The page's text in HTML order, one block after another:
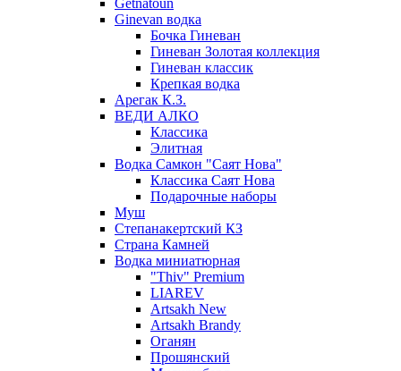
Getnatoun
Ginevan водка
Бочка Гиневан
Гиневан Золотая коллекция
Гиневан классик
Крепкая водка
Арегак К.З.
ВЕДИ АЛКО
Классика
Элитная
Водка Самкон "Саят Нова"
Классика Саят Нова
Подарочные наборы
Муш
Степанакертский КЗ
Страна Камней
Водка миниатюрная
"Thiv" Premium
LIAREV
Artsakh New
Artsakh Brandy
Оганян
Прошянский